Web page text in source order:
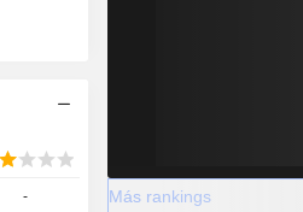
- Más rankings